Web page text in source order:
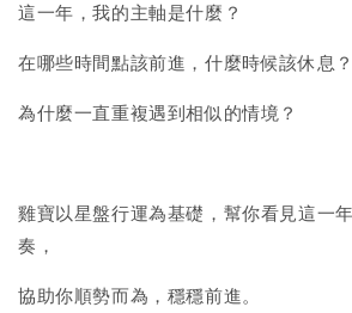
這一年，我的主軸是什麼？
在哪些時間點該前進，什麼時候該休息？
為什麼一直重複遇到相似的情境？
雞寶以星盤行運為基礎，幫你看見這一
奏，
協助你順勢而為，穩穩前進。